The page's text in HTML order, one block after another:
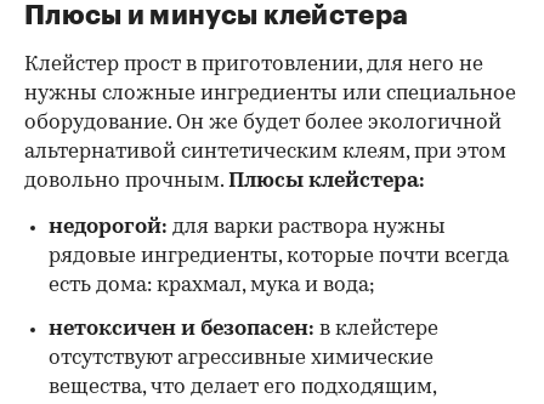
Плюсы и минусы клейстера
Клейстер прост в приготовлении, для него не
нужны сложные ингредиенты или специальное
оборудование. Он же будет более экологичной
альтернативой синтетическим клеям, при этом
довольно прочным. Плюсы клейстера:
недорогой: для варки раствора нужны
рядовые ингредиенты, которые почти всегда
есть дома: крахмал, мука и вода;
нетоксичен и безопасен: в клейстере
отсутствуют агрессивные химические
вещества, что делает его подходящим,